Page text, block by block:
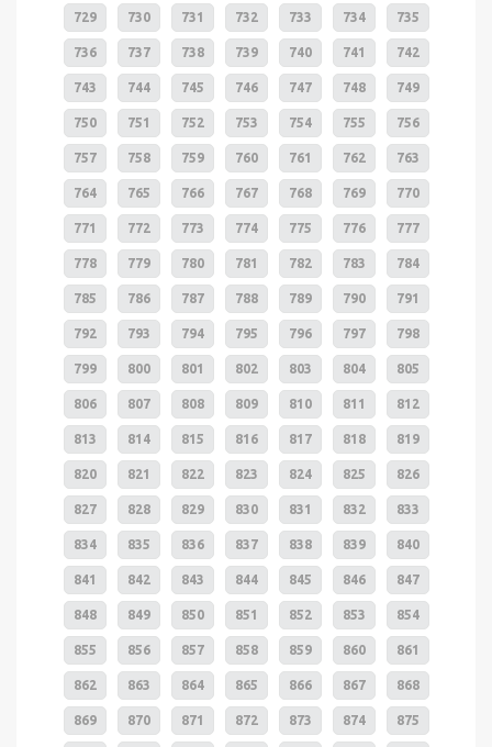
729 730 731 732 733 734 735
736 737 738 739 740 741 742
743 744 745 746 747 748 749
750 751 752 753 754 755 756
757 758 759 760 761 762 763
764 765 766 767 768 769 770
771 772 773 774 775 776 777
778 779 780 781 782 783 784
785 786 787 788 789 790 791
792 793 794 795 796 797 798
799 800 801 802 803 804 805
806 807 808 809 810 811 812
813 814 815 816 817 818 819
820 821 822 823 824 825 826
827 828 829 830 831 832 833
834 835 836 837 838 839 840
841 842 843 844 845 846 847
848 849 850 851 852 853 854
855 856 857 858 859 860 861
862 863 864 865 866 867 868
869 870 871 872 873 874 875